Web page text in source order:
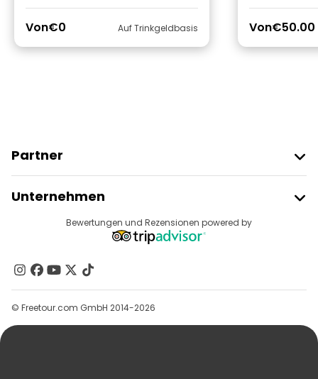
Von€0 Auf Trinkgeldbasis Von€50.00
Partner
Anbieter-Anmeldung
Affiliate-Programm
Unternehmen
Reiseziele
Kontakt
Gruppen
Hilfe
Bewertungen und Rezensionen powered by
© Freetour.com GmbH 2014-2026